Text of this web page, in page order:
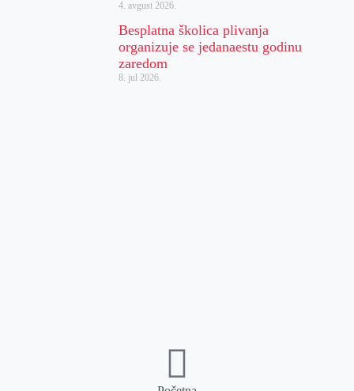
4. avgust 2026.
Besplatna školica plivanja
organizuje se jedanaestu godinu
zaredom
8. jul 2026.